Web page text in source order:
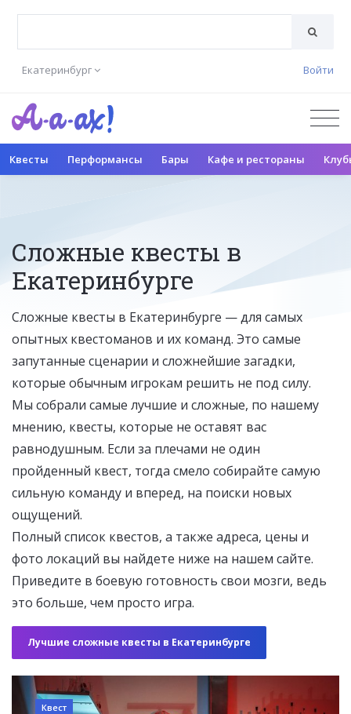
Екатеринбург Войти
Квесты Перформансы Бары Кафе и рестораны
Сложные квесты в
Екатеринбурге
Сложные квесты в Екатеринбурге — для самых
опытных квестоманов и их команд. Это самые
запутанные сценарии и сложнейшие загадки,
которые обычным игрокам решить не под силу.
Мы собрали самые лучшие и сложные, по нашему
мнению, квесты, которые не оставят вас
равнодушным. Если за плечами не один
пройденный квест, тогда смело собирайте самую
сильную команду и вперед, на поиски новых
ощущений.
Полный список квестов, а также адреса, цены и
фото локаций вы найдете ниже на нашем сайте.
Приведите в боевую готовность свои мозги, ведь
это больше, чем просто игра.
Лучшие сложные квесты в Екатеринбурге
Квест